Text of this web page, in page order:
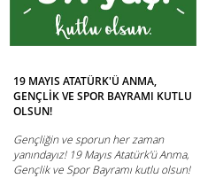
19 MAYIS ATATÜRK'Ü ANMA,
GENÇLİK VE SPOR BAYRAMI KUTLU
OLSUN!
Gençliğin ve sporun her zaman
yanındayız! 19 Mayıs Atatürk'ü Anma,
Gençlik ve Spor Bayramı kutlu olsun!